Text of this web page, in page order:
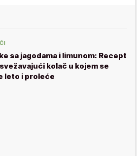
sa jagodama i limunom: Recept
kolač u kojem se
leto i proleće